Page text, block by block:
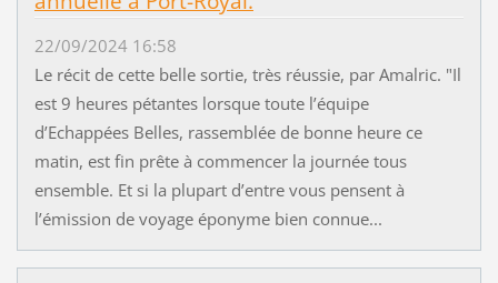
22/09/2024 16:58
Le récit de cette belle sortie, très réussie, par Amalric. "Il
est 9 heures pétantes lorsque toute l’équipe
d’Echappées Belles, rassemblée de bonne heure ce
matin, est fin prête à commencer la journée tous
ensemble. Et si la plupart d’entre vous pensent à
l’émission de voyage éponyme bien connue...